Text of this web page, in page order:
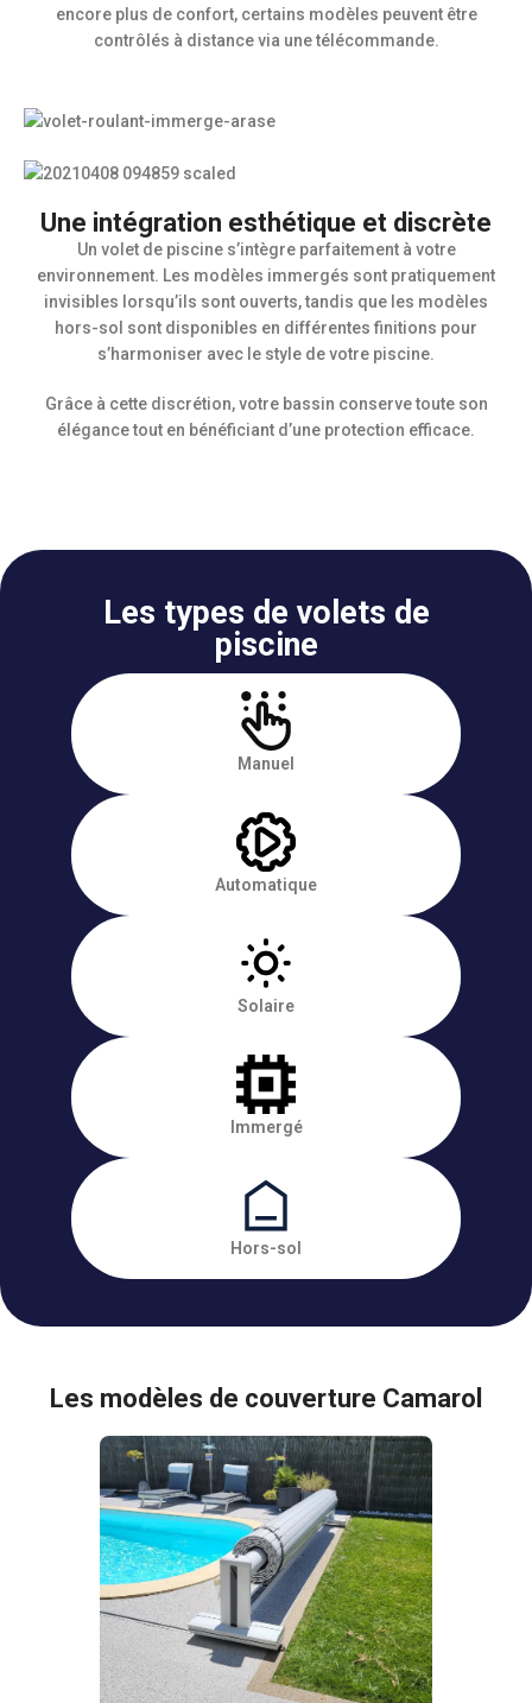
encore plus de confort, certains modèles peuvent être
contrôlés à distance via une télécommande.
Une intégration esthétique et discrète
Un volet de piscine s’intègre parfaitement à votre
environnement. Les modèles immergés sont pratiquement
invisibles lorsqu’ils sont ouverts, tandis que les modèles
hors-sol sont disponibles en différentes finitions pour
s’harmoniser avec le style de votre piscine.
Grâce à cette discrétion, votre bassin conserve toute son
élégance tout en bénéficiant d’une protection efficace.
Les types de volets de
piscine
Manuel
Automatique
Solaire
Immergé
Hors-sol
Les modèles de couverture Camarol